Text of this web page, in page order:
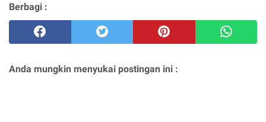
Berbagi :
Anda mungkin menyukai postingan ini :